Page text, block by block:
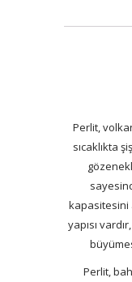
Perlit,
sıcaklıkta
kapasitesini
yapısı
Perlit,